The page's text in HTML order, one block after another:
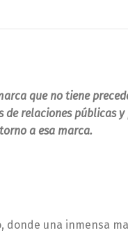
que no tiene
relaciones públicas
a esa marca.
una inmensa